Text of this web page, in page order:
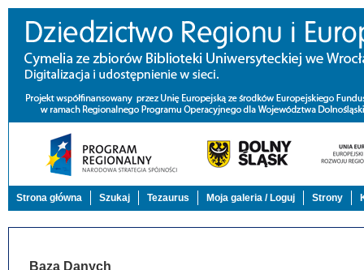
Strona główna Szukaj Tezaurus Moja galeria / Loguj Strony
Baza Danych